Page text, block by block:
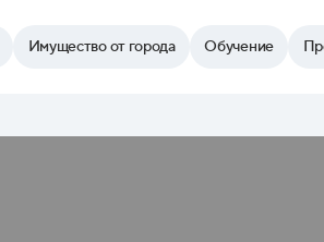
Имущество от города Обучение